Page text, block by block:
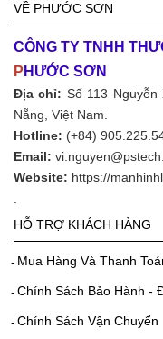
VỀ PHƯỚC SƠN
CÔNG TY TNHH
P HƯỚC SƠN
Địa chỉ: Số 113
Nẵng, Việt Nam.
Hotline: (+84)
Email:
Website: https://
HỖ TRỢ KHÁCH HÀNG
Mua Hàng Và Thanh
Chính Sách Bảo Hành -
Chính Sách Vận Chuyển